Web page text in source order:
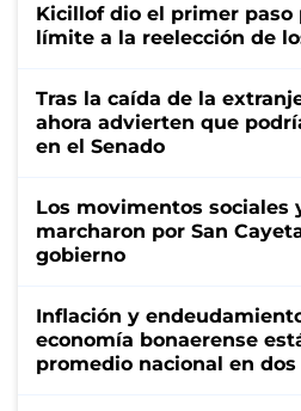
Kicillof dio el primer paso
límite a la reelección de
Tras la caída de la
ahora advierten que
en el Senado
Los movimentos sociales
marcharon por San
gobierno
Inflación y
economía bonaerense
promedio nacional en